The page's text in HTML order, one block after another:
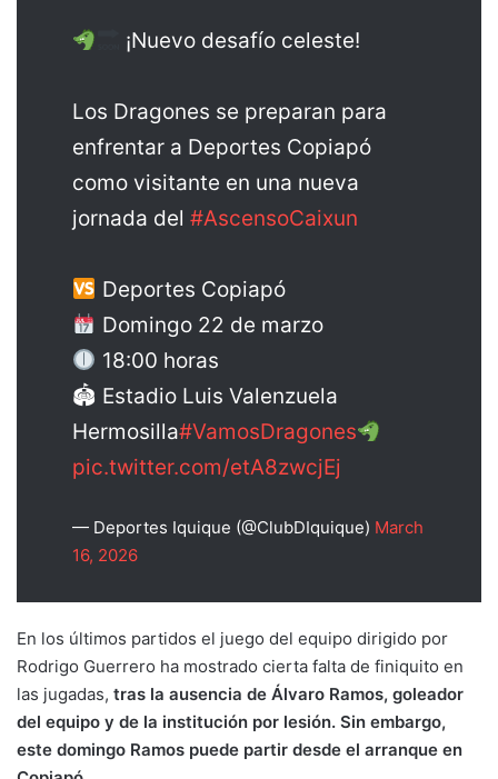
¡Nuevo desafío celeste!
Los Dragones se preparan para
enfrentar a Deportes Copiapó
como visitante en una nueva
jornada del #AscensoCaixun
Deportes Copiapó
Domingo 22 de marzo
18:00 horas
🏟 Estadio Luis Valenzuela
Hermosilla#VamosDragones
pic.twitter.com/etA8zwcjEj
— Deportes Iquique (@ClubDIquique) March
16, 2026
En los últimos partidos el juego del equipo dirigido por
Rodrigo Guerrero ha mostrado cierta falta de finiquito en
las jugadas, tras la ausencia de Álvaro Ramos, goleador
del equipo y de la institución por lesión. Sin embargo,
este domingo Ramos puede partir desde el arranque en